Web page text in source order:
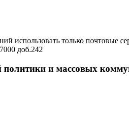
использовать только почтовые
доб.242
политики и массовых